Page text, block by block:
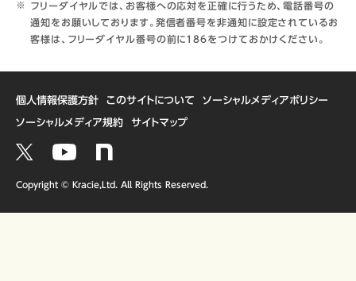
フリーダイヤルでは、お客様への応対を正確に行うため、電話番号の
通知をお願いしております。発信者番号を非通知に設定されているお
客様は、フリーダイヤル番号の前に186をつけておかけください。
個人情報保護方針 このサイトについて ソーシャルメディアポリシー
ソーシャルメディア規約 サイトマップ
Copyright © Kracie,Ltd. All Rights Reserved.